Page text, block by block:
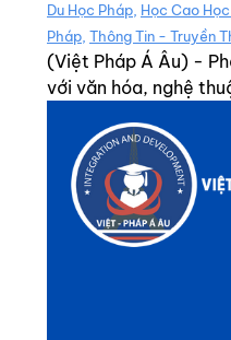
Du Học Pháp Học Cao
Pháp Thông Tin - Truyền
(Việt Pháp Á Âu) -
với văn hóa, nghệ